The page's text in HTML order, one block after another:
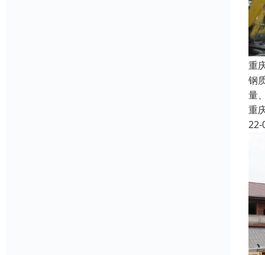
重
钢
量
重
22-